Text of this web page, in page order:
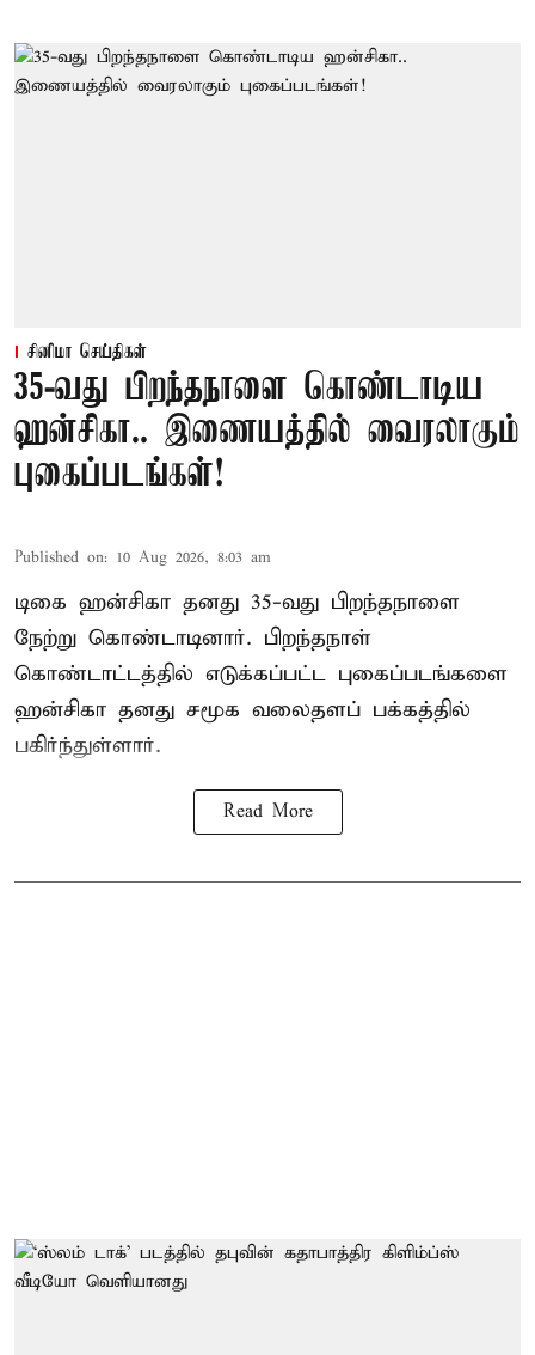
சினிமா செய்திகள்
35-வது பிறந்தநாளை கொண்டாடிய
ஹன்சிகா.. இணையத்தில் வைரலாகும்
புகைப்படங்கள்!
Published on: 10 Aug 2026, 8:03 am
டிகை ஹன்சிகா தனது 35-வது பிறந்தநாளை
நேற்று கொண்டாடினார். பிறந்தநாள்
கொண்டாட்டத்தில் எடுக்கப்பட்ட புகைப்படங்களை
ஹன்சிகா தனது சமூக வலைதளப் பக்கத்தில்
பகிர்ந்துள்ளார்.
Read More